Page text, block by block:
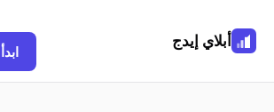
أبلاي إيدج